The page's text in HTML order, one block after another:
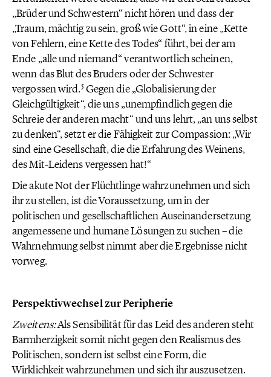
„Brüder und Schwestern“ nicht hören und dass der
„Traum, mächtig zu sein, groß wie Gott“, in eine „Kette
von Fehlern, eine Kette des Todes“ führt, bei der am
Ende „alle und niemand“ verantwortlich scheinen,
wenn das Blut des Bruders oder der Schwester
vergossen wird.5Gegen die „Globalisierung der
Gleichgültigkeit“, die uns „unempfindlich gegen die
Schreie der anderen macht“ und uns lehrt, „an uns selbst
zu denken“, setzt er die Fähigkeit zur Compassion: „Wir
sind eine Gesellschaft, die die Erfahrung des Weinens,
des Mit-Leidens vergessen hat!“
Die akute Not der Flüchtlinge wahrzunehmen und sich
ihr zu stellen, ist die Voraussetzung, um in der
politischen und gesellschaftlichen Auseinandersetzung
angemessene und humane Lösungen zu suchen – die
Wahrnehmung selbst nimmt aber die Ergebnisse nicht
vorweg.
Perspektivwechsel zur Peripherie
Zweitens:Als Sensibilität für das Leid des anderen steht
Barmherzigkeit somit nicht gegen den Realismus des
Politischen, sondern ist selbst eine Form, die
Wirklichkeit wahrzunehmen und sich ihr auszusetzen.